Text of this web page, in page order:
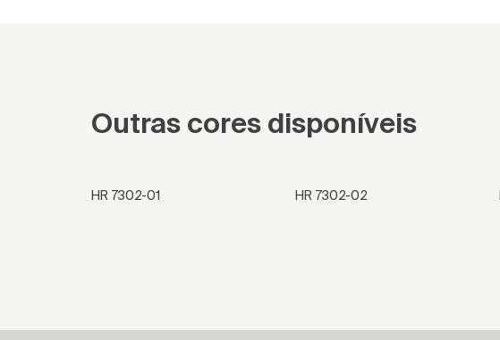
Outras cores disponíveis
HR 7302-01 HR 7302-02